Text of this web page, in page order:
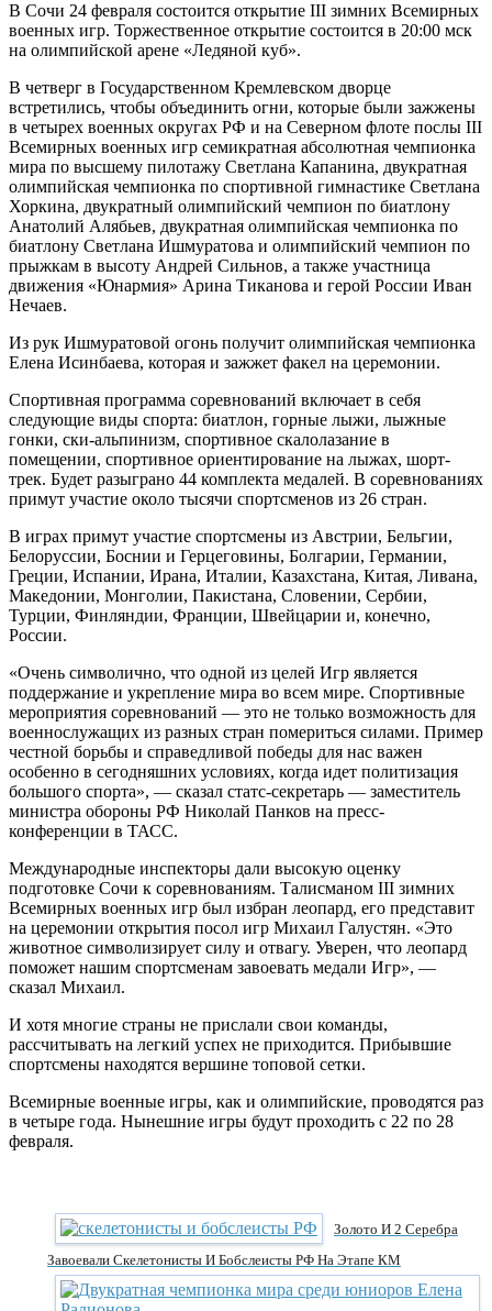
чтения
В Сочи 24 февраля состоится открытие III зимних Всемирных
военных игр. Торжественное открытие состоится в 20:00 мск
на олимпийской арене «Ледяной куб».
В четверг в Государственном Кремлевском дворце
встретились, чтобы объединить огни, которые были зажжены
в четырех военных округах РФ и на Северном флоте послы III
Всемирных военных игр семикратная абсолютная чемпионка
мира по высшему пилотажу Светлана Капанина, двукратная
олимпийская чемпионка по спортивной гимнастике Светлана
Хоркина, двукратный олимпийский чемпион по биатлону
Анатолий Алябьев, двукратная олимпийская чемпионка по
биатлону Светлана Ишмуратова и олимпийский чемпион по
прыжкам в высоту Андрей Сильнов, а также участница
движения «Юнармия» Арина Тиканова и герой России Иван
Нечаев.
Из рук Ишмуратовой огонь получит олимпийская чемпионка
Елена Исинбаева, которая и зажжет факел на церемонии.
Спортивная программа соревнований включает в себя
следующие виды спорта: биатлон, горные лыжи, лыжные
гонки, ски-альпинизм, спортивное скалолазание в
помещении, спортивное ориентирование на лыжах, шорт-
трек. Будет разыграно 44 комплекта медалей. В соревнованиях
примут участие около тысячи спортсменов из 26 стран.
В играх примут участие спортсмены из Австрии, Бельгии,
Белоруссии, Боснии и Герцеговины, Болгарии, Германии,
Греции, Испании, Ирана, Италии, Казахстана, Китая, Ливана,
Македонии, Монголии, Пакистана, Словении, Сербии,
Турции, Финляндии, Франции, Швейцарии и, конечно,
России.
«Очень символично, что одной из целей Игр является
поддержание и укрепление мира во всем мире. Спортивные
мероприятия соревнований — это не только возможность для
военнослужащих из разных стран помериться силами. Пример
честной борьбы и справедливой победы для нас важен
особенно в сегодняшних условиях, когда идет политизация
большого спорта», — сказал статс-секретарь — заместитель
министра обороны РФ Николай Панков на пресс-
конференции в ТАСС.
Международные инспекторы дали высокую оценку
подготовке Сочи к соревнованиям. Талисманом III зимних
Всемирных военных игр был избран леопард, его представит
на церемонии открытия посол игр Михаил Галустян. «Это
животное символизирует силу и отвагу. Уверен, что леопард
поможет нашим спортсменам завоевать медали Игр», —
сказал Михаил.
И хотя многие страны не прислали свои команды,
рассчитывать на легкий успех не приходится. Прибывшие
спортсмены находятся вершине топовой сетки.
Всемирные военные игры, как и олимпийские, проводятся раз
в четыре года. Нынешние игры будут проходить с 22 по 28
февраля.
Золото И 2 Серебра
Завоевали Скелетонисты И Бобслеисты РФ На Этапе КМ